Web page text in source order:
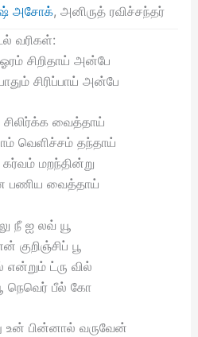
அசோக், அனிருத் ரவிச்சந்தர்
வரிகள்:
சிறிதாய் அன்பே
சிரிப்பாய் அன்பே
வைத்தாய்
வெளிச்சம் தந்தாய்
மறந்தின்று
பணிய வைத்தாய்
நீ ஐ லவ் யூ
குறிஞ்சிப் பூ
ட்ரு வில்
நெவெர் பீல் கோ
உன் பின்னால் வருவேன்